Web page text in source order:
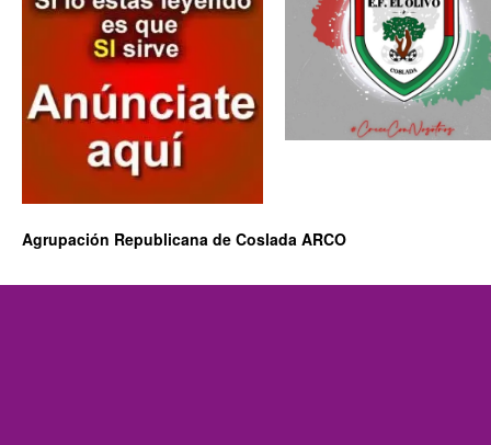
Agrupación Republicana de Coslada ARCO